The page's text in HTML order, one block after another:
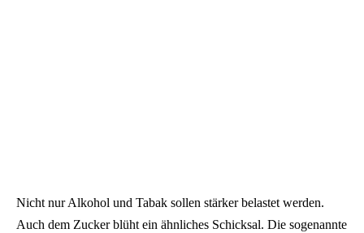
Nicht nur Alkohol und Tabak sollen stärker belastet werden.
Auch dem Zucker blüht ein ähnliches Schicksal. Die sogenannte